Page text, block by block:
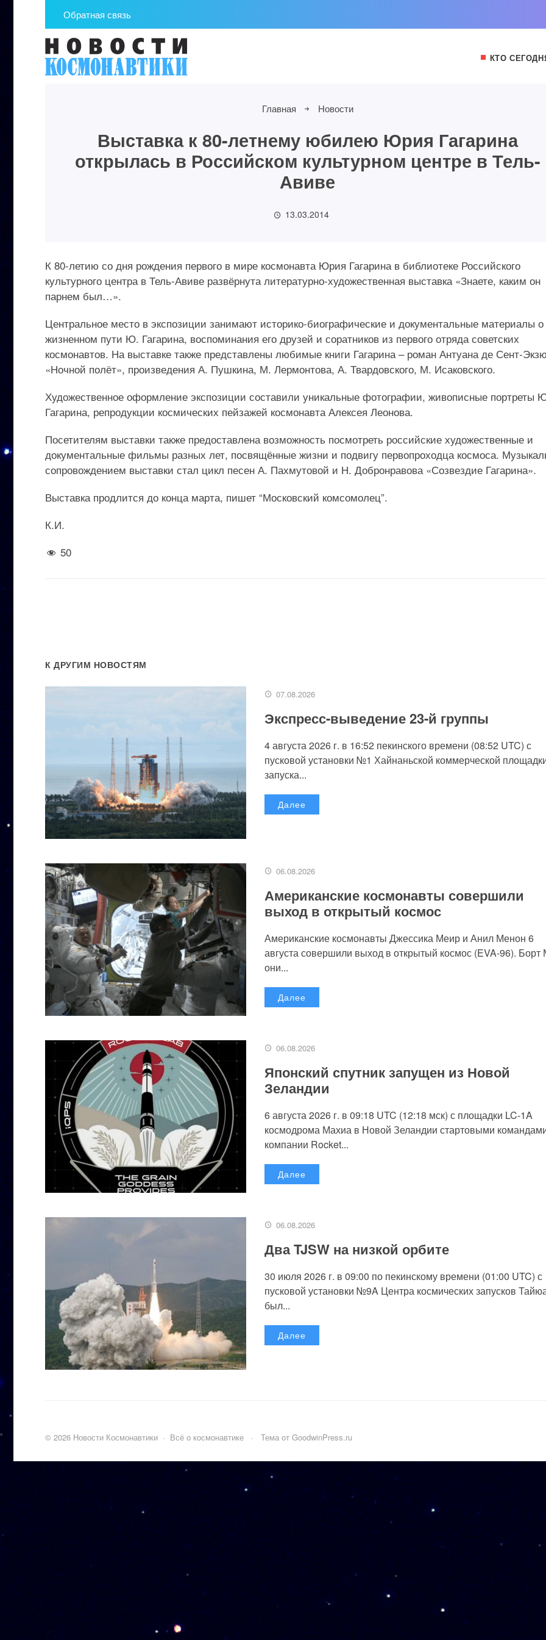
Обратная связь
КТО
Главная Новости
Выставка к 80-летнему юбилею Юрия Гагарина
открылась в Российском культурном центре в Тель-
Авиве
13.03.2014
К 80-летию со дня рождения первого в мире космонавта Юрия Гагарина в библиотеке Российского
культурного центра в Тель-Авиве развёрнута литературно-художественная выставка «Знаете, каким он
парнем был…».
Центральное место в экспозиции занимают историко-биографические и документальные материалы о
жизненном пути Ю. Гагарина, воспоминания его друзей и соратников из первого отряда советских
космонавтов. На выставке также представлены любимые книги Гагарина – роман Антуана де Сент-
«Ночной полёт», произведения А. Пушкина, М. Лермонтова, А. Твардовского, М. Исаковского.
Художественное оформление экспозиции составили уникальные фотографии, живописные портреты
Гагарина, репродукции космических пейзажей космонавта Алексея Леонова.
Посетителям выставки также предоставлена возможность посмотреть российские художественные и
документальные фильмы разных лет, посвящённые жизни и подвигу первопроходца космоса.
сопровождением выставки стал цикл песен А. Пахмутовой и Н. Добронравова «Созвездие Гагарина».
Выставка продлится до конца марта, пишет “Московский комсомолец”.
К.И.
50
К ДРУГИМ НОВОСТЯМ
07.08.2026
Экспресс-выведение 23-й группы
4 августа 2026 г. в 16:52 пекинского времени (08:52 UTC) с
пусковой установки №1 Хайнаньской коммерческой
запуска...
Далее
06.08.2026
Американские космонавты совершили
выход в открытый космос
Американские космонавты Джессика Меир и Анил Менон 6
августа совершили выход в открытый космос (EVA-96).
они...
Далее
06.08.2026
Японский спутник запущен из Новой
Зеландии
6 августа 2026 г. в 09:18 UTC (12:18 мск) с площадки LC-1A
космодрома Махиа в Новой Зеландии стартовыми
компании Rocket...
Далее
06.08.2026
Два TJSW на низкой орбите
30 июля 2026 г. в 09:00 по пекинскому времени (01:00 UTC) с
пусковой установки №9A Центра космических запусков
был...
Далее
© 2026 Новости Космонавтики · Всё о космонавтике · Тема от GoodwinPress.ru